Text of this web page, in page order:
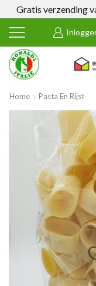
Gratis verzending
Home Pasta En Rijst